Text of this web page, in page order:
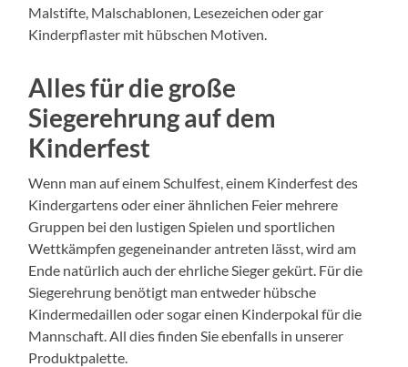
Malstifte, Malschablonen, Lesezeichen oder gar
Kinderpflaster mit hübschen Motiven.
Alles für die große
Siegerehrung auf dem
Kinderfest
Wenn man auf einem Schulfest, einem Kinderfest des
Kindergartens oder einer ähnlichen Feier mehrere
Gruppen bei den lustigen Spielen und sportlichen
Wettkämpfen gegeneinander antreten lässt, wird am
Ende natürlich auch der ehrliche Sieger gekürt. Für die
Siegerehrung benötigt man entweder hübsche
Kindermedaillen oder sogar einen Kinderpokal für die
Mannschaft. All dies finden Sie ebenfalls in unserer
Produktpalette.